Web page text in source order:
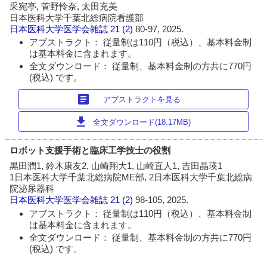
采宛亭, 菅野怜奈, 太田充美
日本医科大学千葉北総病院看護部
日本医科大学医学会雑誌 21 (2)80-97, 2025.
アブストラクト： 従量制は110円（税込）、基本料金制
は基本料金に含まれます。
全文ダウンロード： 従量制、基本料金制の方共に770円
(税込) です。
article アブストラクトを見る
download 全文ダウンロード(18.17MB)
ロボット支援手術と臨床工学技士の役割
黒田潤1, 鈴木康友2, 山崎翔大1, 山崎直人1, 吉田晶瑛1
1日本医科大学千葉北総病院ME部, 2日本医科大学千葉北総病
院泌尿器科
日本医科大学医学会雑誌 21 (2)98-105, 2025.
アブストラクト： 従量制は110円（税込）、基本料金制
は基本料金に含まれます。
全文ダウンロード： 従量制、基本料金制の方共に770円
(税込) です。